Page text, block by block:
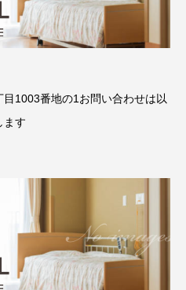
1003番地の1お問い合わせは以
ます